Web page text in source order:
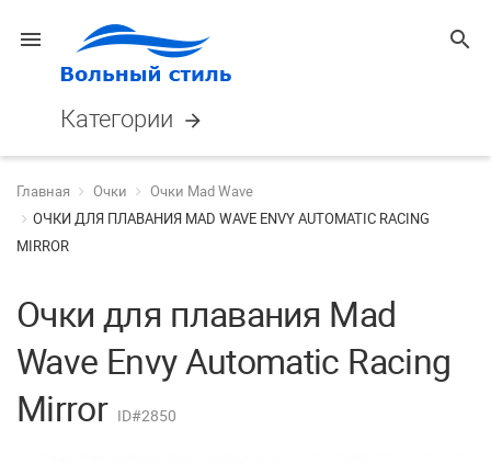
menu search
Категории arrow_forward
Главная Очки
Очки Mad Wave
ОЧКИ ДЛЯ ПЛАВАНИЯ MAD WAVE ENVY AUTOMATIC RACING
MIRROR
Очки для плавания Mad
Wave Envy Automatic Racing
Mirror ID#2850